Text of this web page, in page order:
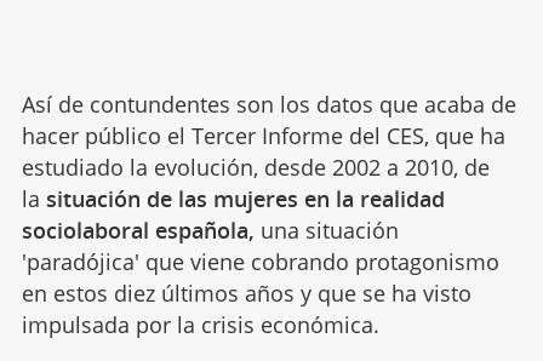
Así de contundentes son los datos que acaba de
hacer público el Tercer Informe del CES, que ha
estudiado la evolución, desde 2002 a 2010, de
la situación de las mujeres en la realidad
sociolaboral española, una situación
'paradójica' que viene cobrando protagonismo
en estos diez últimos años y que se ha visto
impulsada por la crisis económica.